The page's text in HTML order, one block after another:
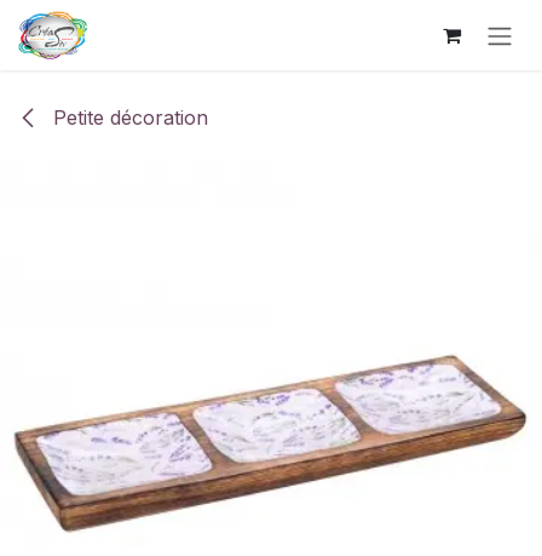
Se rendre au contenu
Petite décoration